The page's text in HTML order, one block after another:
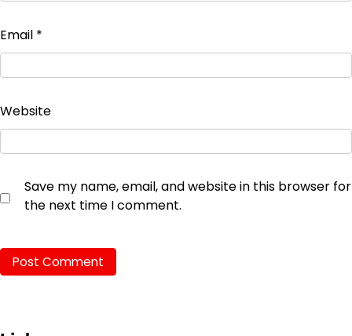
Email *
Website
Save my name, email, and website in this browser for
the next time I comment.